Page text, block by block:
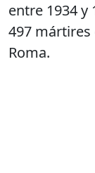
entre 1934 y
497 mártires
Roma.